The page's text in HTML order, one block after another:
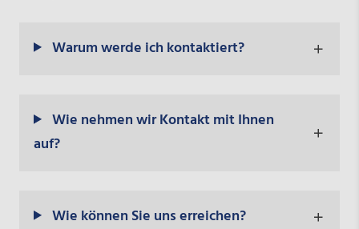
Warum werde ich kontaktiert?
Wie nehmen wir Kontakt mit Ihnen
auf?
Wie können Sie uns erreichen?